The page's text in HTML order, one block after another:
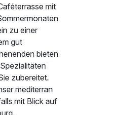
mit
zu einer
gut
bieten
zubereitet.
mediterran
mit Blick auf